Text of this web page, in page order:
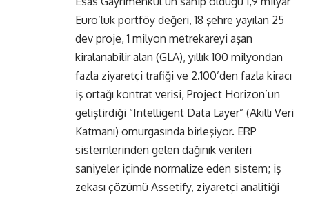
Euro’luk portföy değeri, 18 şehre yayılan 25
dev proje, 1 milyon metrekareyi aşan
kiralanabilir alan (GLA), yıllık 100 milyondan
fazla ziyaretçi trafiği ve 2.100’den fazla kiracı
iş ortağı kontrat verisi, Project Horizon’un
geliştirdiği “Intelligent Data Layer” (Akıllı Veri
Katmanı) omurgasında birleşiyor. ERP
sistemlerinden gelen dağınık verileri
saniyeler içinde normalize eden sistem; iş
zekası çözümü Assetify, ziyaretçi analitiği